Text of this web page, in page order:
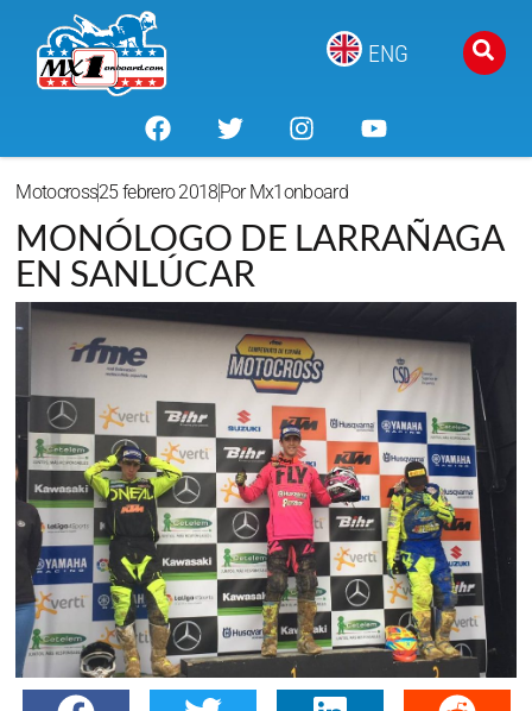
ENG
Motocross25 febrero 2018 PorMx1onboard
MONÓLOGO DE LARRAÑAGA
EN SANLÚCAR